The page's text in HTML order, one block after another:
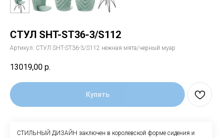
СТУЛ SHT-ST36-3/S112
Артикул: СТУЛ SHT-ST36-3/S112 нежная мята/черный муар
13019,00 р.
Купить
СТИЛЬНЫЙ ДИЗАЙН заключен в королевской форме сидения и